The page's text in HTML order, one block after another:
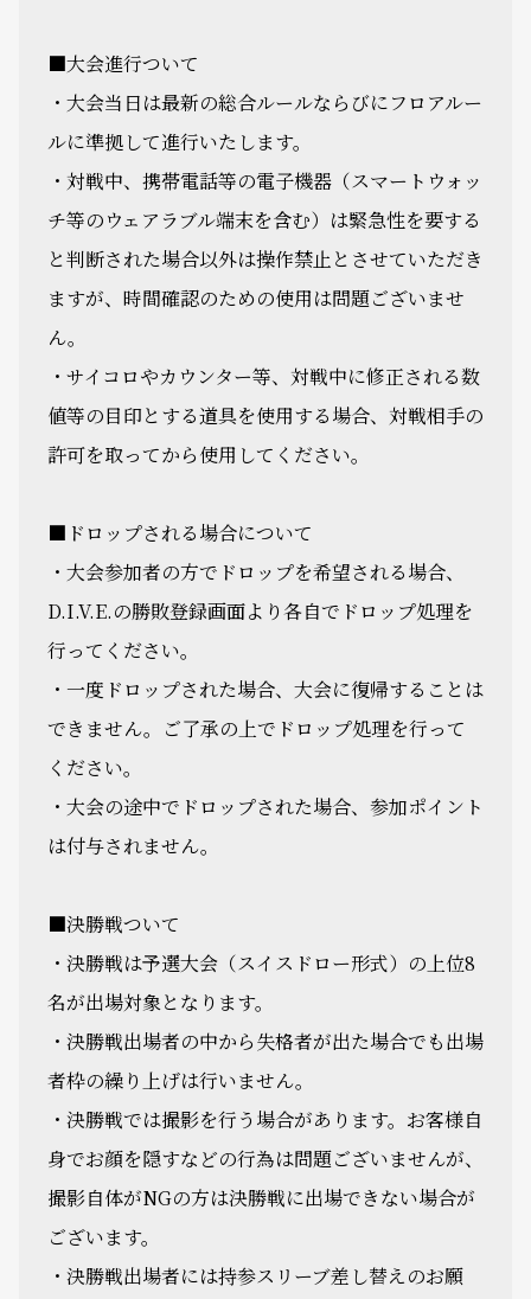
■大会進行ついて
・大会当日は最新の総合ルールならびにフロアルー
ルに準拠して進行いたします。
・対戦中、携帯電話等の電子機器（スマートウォッ
チ等のウェアラブル端末を含む）は緊急性を要する
と判断された場合以外は操作禁止とさせていただき
ますが、時間確認のための使用は問題ございませ
ん。
・サイコロやカウンター等、対戦中に修正される数
値等の目印とする道具を使用する場合、対戦相手の
許可を取ってから使用してください。
■ドロップされる場合について
・大会参加者の方でドロップを希望される場合、
D.I.V.E.の勝敗登録画面より各自でドロップ処理を
行ってください。
・一度ドロップされた場合、大会に復帰することは
できません。ご了承の上でドロップ処理を行って
ください。
・大会の途中でドロップされた場合、参加ポイント
は付与されません。
■決勝戦ついて
・決勝戦は予選大会（スイスドロー形式）の上位8
名が出場対象となります。
・決勝戦出場者の中から失格者が出た場合でも出場
者枠の繰り上げは行いません。
・決勝戦では撮影を行う場合があります。お客様自
身でお顔を隠すなどの行為は問題ございませんが、
撮影自体がNGの方は決勝戦に出場できない場合が
ございます。
・決勝戦出場者には持参スリーブ差し替えのお願